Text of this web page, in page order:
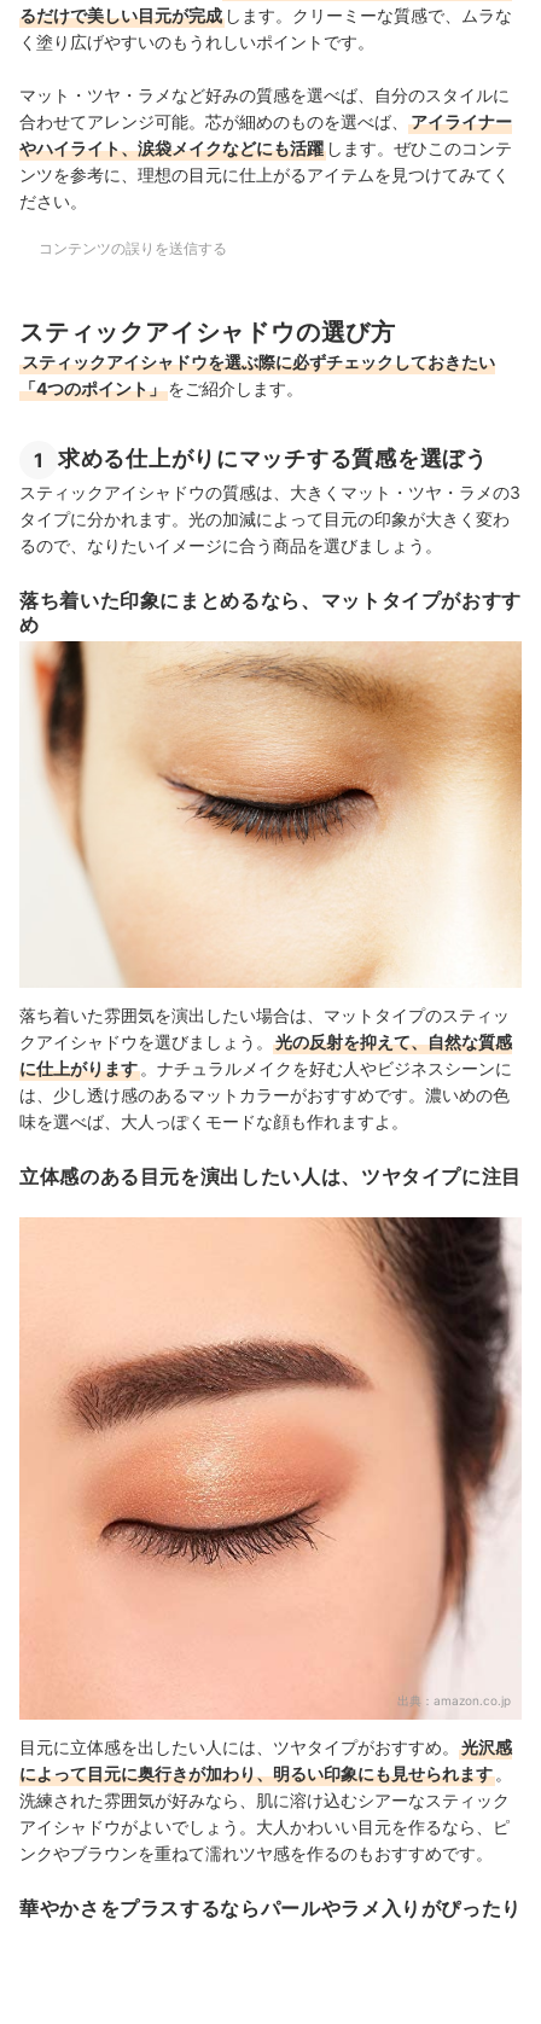
るだけで美しい目元が完成 します。クリーミーな質感で、ムラな
く塗り広げやすいのもうれしいポイントです。
マット・ツヤ・ラメなど好みの質感を選べば、自分のスタイルに
合わせてアレンジ可能。芯が細めのものを選べば、
アイライナー
やハイライト、涙袋メイクなどにも活躍 します。ぜひこのコンテ
ンツを参考に、理想の目元に仕上がるアイテムを見つけてみてく
ださい。
コンテンツの誤りを送信する
スティックアイシャドウの選び方
スティックアイシャドウを選ぶ際に必ずチェックしておきたい
「4つのポイント」をご紹介します。
1 求める仕上がりにマッチする質感を選ぼう
スティックアイシャドウの質感は、大きくマット・ツヤ・ラメの3
タイプに分かれます。光の加減によって目元の印象が大きく変わ
るので、なりたいイメージに合う商品を選びましょう。
落ち着いた印象にまとめるなら、マットタイプがおすす
め
落ち着いた雰囲気を演出したい場合は、マットタイプのスティッ
クアイシャドウを選びましょう。
光の反射を抑えて、自然な質感
に仕上がります 。ナチュラルメイクを好む人やビジネスシーンに
は、少し透け感のあるマットカラーがおすすめです。濃いめの色
味を選べば、大人っぽくモードな顔も作れますよ。
立体感のある目元を演出したい人は、ツヤタイプに注目
出典： amazon.co.jp
目元に立体感を出したい人には、ツヤタイプがおすすめ。
光沢感
によって目元に奥行きが加わり、明るい印象にも見せられます 。
洗練された雰囲気が好みなら、肌に溶け込むシアーなスティック
アイシャドウがよいでしょう。大人かわいい目元を作るなら、ピ
ンクやブラウンを重ねて濡れツヤ感を作るのもおすすめです。
華やかさをプラスするならパールやラメ入りがぴったり